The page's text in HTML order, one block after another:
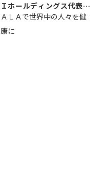
Ｉホールディングス代表取
締役執行役員...
ＡＬＡで世界中の人々を健
康に